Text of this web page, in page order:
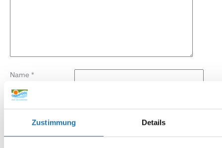
Zustimmung Details
Name *
E-Mail-Adresse
Website